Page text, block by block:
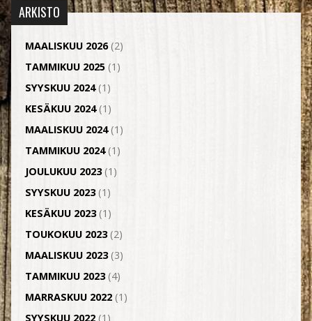
ARKISTO
MAALISKUU 2026(2)
TAMMIKUU 2025(1)
SYYSKUU 2024(1)
KESÄKUU 2024(1)
MAALISKUU 2024(1)
TAMMIKUU 2024(1)
JOULUKUU 2023(1)
SYYSKUU 2023(1)
KESÄKUU 2023(1)
TOUKOKUU 2023(2)
MAALISKUU 2023(3)
TAMMIKUU 2023(4)
MARRASKUU 2022(1)
SYYSKUU 2022(1)